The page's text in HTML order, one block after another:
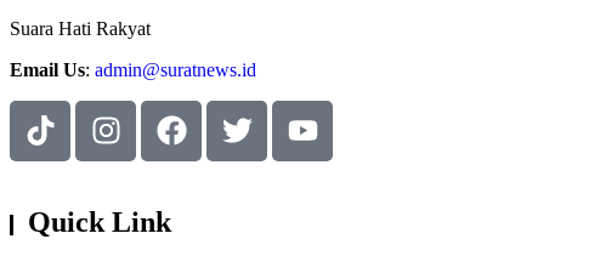
Suara Hati Rakyat
Email Us: admin@suratnews.id
Quick Link